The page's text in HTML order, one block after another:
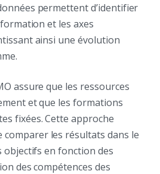
permettent d’identifier
et les axes
ainsi une évolution
assure que les ressources
et que les formations
fixées. Cette approche
comparer les résultats dans le
objectifs en fonction des
des compétences des